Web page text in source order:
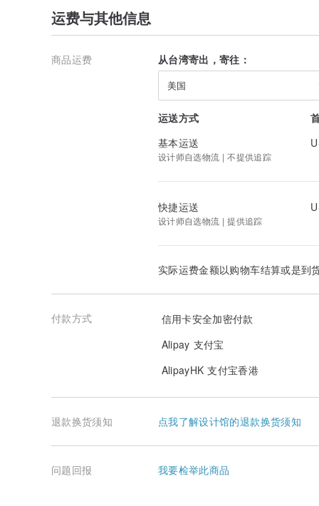
运费与其他信息
商品运费 从台湾寄出，寄往：
美国
运送方式
基本运送
设计师自选物流 | 不提供追踪
快捷运送
设计师自选物流 | 提供追踪
实际运费金额以购物车结算或是到
付款方式
信用卡安全加密付款
Alipay 支付宝
AlipayHK 支付宝香港
退款换货须知 点我了解设计馆的退款换货须知
问题回报 我要检举此商品